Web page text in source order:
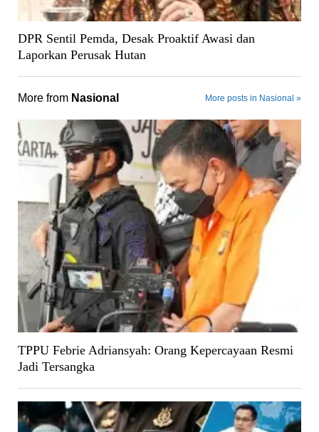
DPR Sentil Pemda, Desak Proaktif Awasi dan
Laporkan Perusak Hutan
More from Nasional More posts in Nasional »
TPPU Febrie Adriansyah: Orang Kepercayaan Resmi
Jadi Tersangka